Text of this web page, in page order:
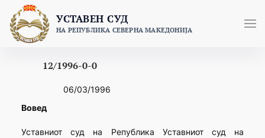
content
УСТАВЕН СУД
НА РЕПУБЛИКА СЕВЕРНА МАКЕДОНИЈА
12/1996-0-0
06/03/1996
Вовед
Уставниот суд на Република Уставниот суд на